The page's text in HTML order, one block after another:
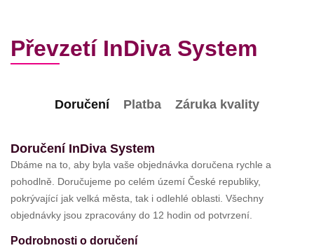
Převzetí InDiva System
Doručení Platba Záruka kvality
Doručení InDiva System
Dbáme na to, aby byla vaše objednávka doručena rychle a
pohodlně. Doručujeme po celém území České republiky,
pokrývající jak velká města, tak i odlehlé oblasti. Všechny
objednávky jsou zpracovány do 12 hodin od potvrzení.
Podrobnosti o doručení